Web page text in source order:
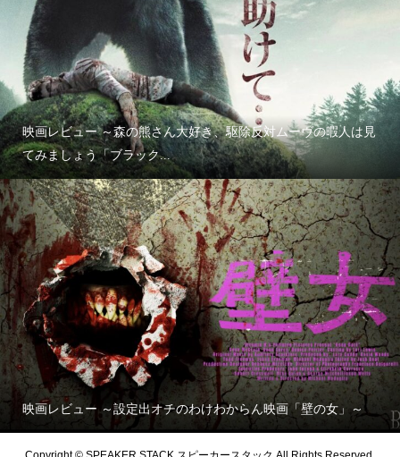
映画レビュー ～森の熊さん大好き、駆除反対ムーヴの暇人は見
てみましょう「ブラック...
映画レビュー ～設定出オチのわけわからん映画「壁の女」～